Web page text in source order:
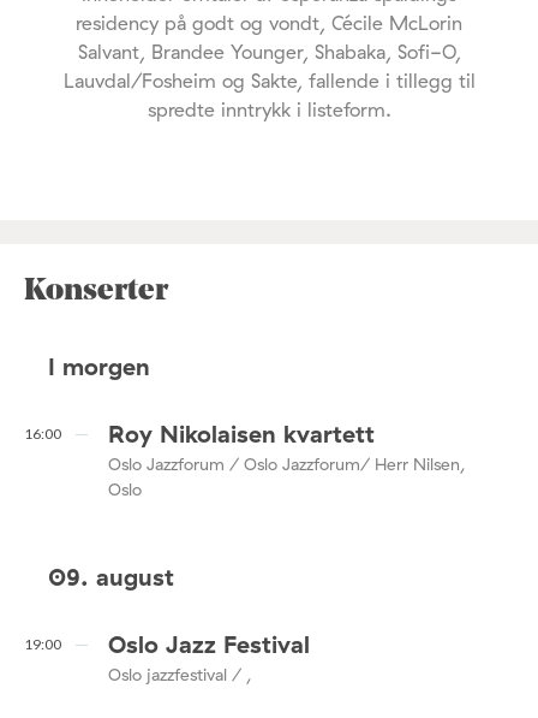
residency på godt og vondt, Cécile McLorin
Salvant, Brandee Younger, Shabaka, Sofi-O,
Lauvdal/Fosheim og Sakte, fallende i tillegg til
spredte inntrykk i listeform.
Konserter
I morgen
16:00 Roy Nikolaisen kvartett
Oslo Jazzforum / Oslo Jazzforum/ Herr Nilsen,
Oslo
09. august
19:00 Oslo Jazz Festival
Oslo jazzfestival / ,